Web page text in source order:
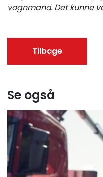
vognmand. Det kunne
Tilbage
Se også